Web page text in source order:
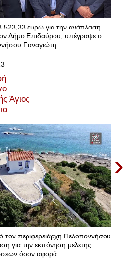
ευρώ για την ανάπλαση
Δήμο Επιδαύρου, υπέγραψε ο
Παναγιώτη...
Άγιος
›
περιφερειάρχη Πελοποννήσου
για την εκπόνηση μελέτης
όσον αφορά...